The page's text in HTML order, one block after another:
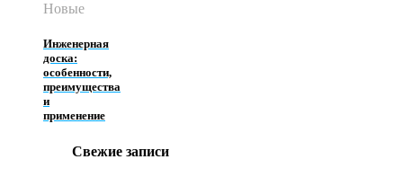
Новые
Инженерная
доска:
особенности,
преимущества
и
применение
Свежие записи